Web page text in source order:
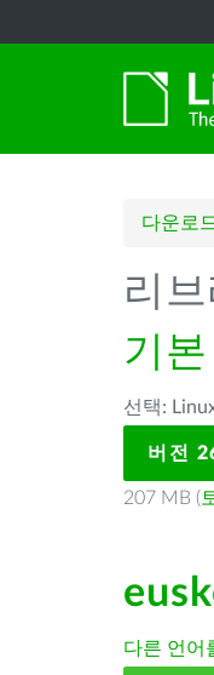
다운로
리
기
선택:
버전
207 MB (
다른 언어